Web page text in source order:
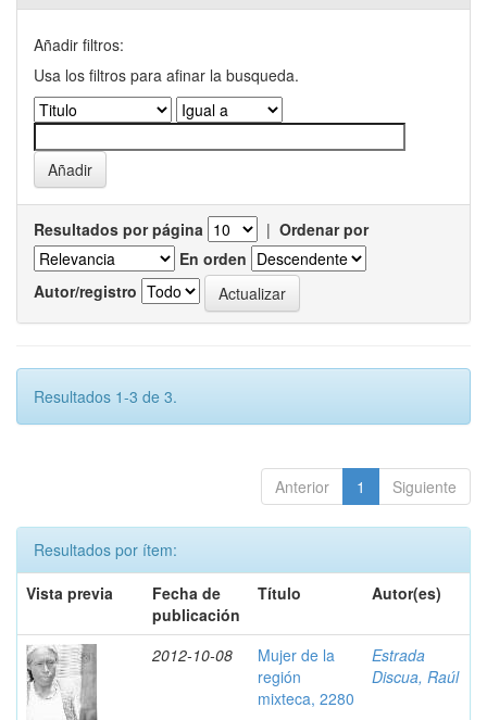
Añadir filtros:
Usa los filtros para afinar la busqueda.
Resultados por página | Ordenar por
En orden
Autor/registro
Resultados 1-3 de 3.
Anterior 1 Siguiente
Resultados por ítem:
Vista previa
Fecha de
publicación
Título Autor(es)
2012-10-08
Mujer de la
región
mixteca, 2280
Estrada
Discua, Raúl